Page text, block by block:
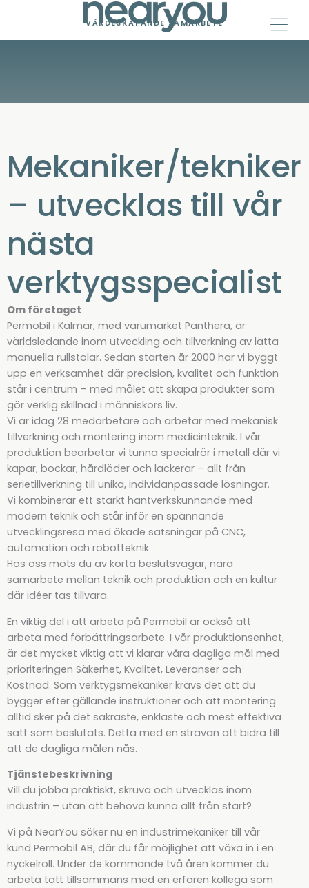
content
VÄRDESKAPANDE SAMARBETE
Mekaniker/tekniker
– utvecklas till vår
nästa
verktygsspecialist
Om företaget
Permobil i Kalmar, med varumärket Panthera, är
världsledande inom utveckling och tillverkning av lätta
manuella rullstolar. Sedan starten år 2000 har vi byggt
upp en verksamhet där precision, kvalitet och funktion
står i centrum – med målet att skapa produkter som
gör verklig skillnad i människors liv.
Vi är idag 28 medarbetare och arbetar med mekanisk
tillverkning och montering inom medicinteknik. I vår
produktion bearbetar vi tunna specialrör i metall där vi
kapar, bockar, hårdlöder och lackerar – allt från
serietillverkning till unika, individanpassade lösningar.
Vi kombinerar ett starkt hantverkskunnande med
modern teknik och står inför en spännande
utvecklingsresa med ökade satsningar på CNC,
automation och robotteknik.
Hos oss möts du av korta beslutsvägar, nära
samarbete mellan teknik och produktion och en kultur
där idéer tas tillvara.
En viktig del i att arbeta på Permobil är också att
arbeta med förbättringsarbete. I vår produktionsenhet,
är det mycket viktig att vi klarar våra dagliga mål med
prioriteringen Säkerhet, Kvalitet, Leveranser och
Kostnad. Som verktygsmekaniker krävs det att du
bygger efter gällande instruktioner och att montering
alltid sker på det säkraste, enklaste och mest effektiva
sätt som beslutats. Detta med en strävan att bidra till
att de dagliga målen nås.
Tjänstebeskrivning
Vill du jobba praktiskt, skruva och utvecklas inom
industrin – utan att behöva kunna allt från start?
Vi på NearYou söker nu en industrimekaniker till vår
kund Permobil AB, där du får möjlighet att växa in i en
nyckelroll. Under de kommande två åren kommer du
arbeta tätt tillsammans med en erfaren kollega som